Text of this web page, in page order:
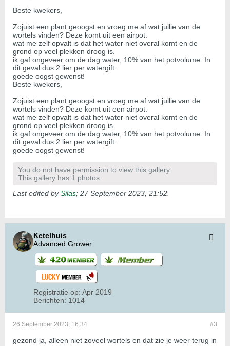
Beste kwekers,
Zojuist een plant geoogst en vroeg me af wat jullie van de
wortels vinden? Deze komt uit een airpot.
wat me zelf opvalt is dat het water niet overal komt en de
grond op veel plekken droog is.
ik gaf ongeveer om de dag water, 10% van het potvolume. In
dit geval dus 2 lier per watergift.
goede oogst gewenst!
Beste kwekers,
Zojuist een plant geoogst en vroeg me af wat jullie van de
wortels vinden? Deze komt uit een airpot.
wat me zelf opvalt is dat het water niet overal komt en de
grond op veel plekken droog is.
ik gaf ongeveer om de dag water, 10% van het potvolume. In
dit geval dus 2 lier per watergift.
goede oogst gewenst!
You do not have permission to view this gallery.
This gallery has 1 photos.
Last edited bySilas; 27 September 2023, 21:52
Ketelhuis
Advanced Grower
Registratie op: Apr 2019
Berichten: 1014
#3
26 September 2023, 16:34
gezond ja, alleen niet zoveel wortels en dat zie je weer terug in